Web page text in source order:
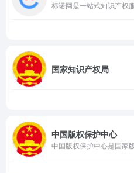
国家知识产权局
中国版权保护中心